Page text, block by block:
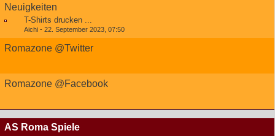
Neuigkeiten
T-Shirts drucken ...
Aichi - 22. September 2023, 07:50
Romazone @Twitter
Romazone @Facebook
AS Roma Spiele